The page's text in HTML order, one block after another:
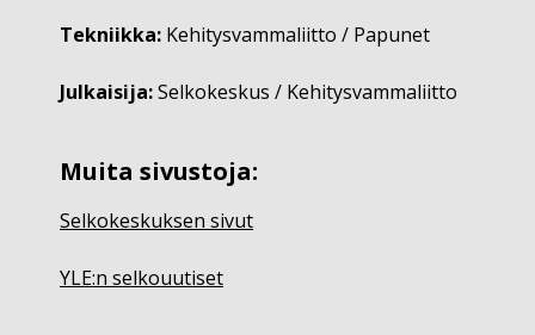
Tekniikka: Kehitysvammaliitto / Papunet
Julkaisija:Selkokeskus / Kehitysvammaliitto
Muita sivustoja:
Selkokeskuksen sivut
YLE:n selkouutiset